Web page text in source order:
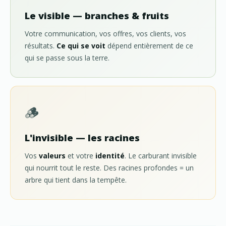
Le visible — branches & fruits
Votre communication, vos offres, vos clients, vos
résultats. Ce qui se voit dépend entièrement de ce
qui se passe sous la terre.
🪵
L'invisible — les racines
Vos valeurs et votre identité. Le carburant invisible
qui nourrit tout le reste. Des racines profondes = un
arbre qui tient dans la tempête.